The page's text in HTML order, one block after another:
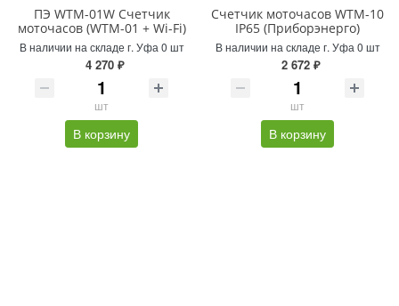
ПЭ WTM-01W Счетчик
моточасов (WTM-01 + Wi-Fi)
В наличии на складе г. Уфа 0 шт
4 270 ₽
шт
В корзину
Счетчик моточасов WTM-10
IP65 (Приборэнерго)
В наличии на складе г. Уфа 0 шт
2 672 ₽
шт
В корзину